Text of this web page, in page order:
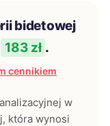
bidetowej
183 zł .
cennikiem
w
która wynosi